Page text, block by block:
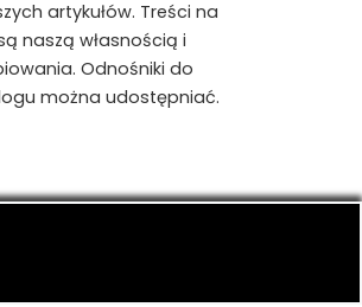
artykułów. Treści na
naszą własnością i
Odnośniki do
można udostępniać.
CBD, RSO, THC.